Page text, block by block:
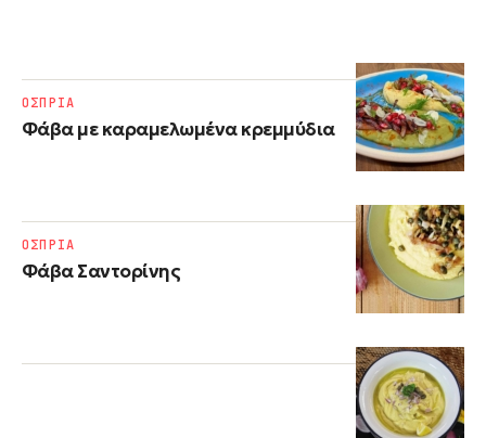
Φάβα με καραμελωμένα κρεμμύδια
ΟΣΠΡΙΑ
Φάβα Σαντορίνης
ΟΣΠΡΙΑ